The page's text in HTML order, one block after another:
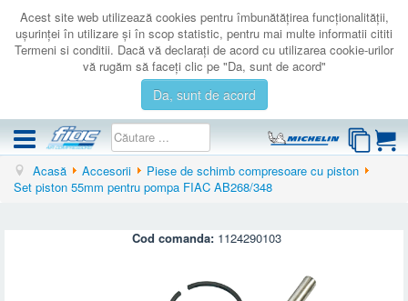
Acest site web utilizează cookies pentru îmbunătăţirea funcţionalităţii,
uşurinţei în utilizare şi în scop statistic, pentru mai multe informatii cititi
Termeni si conditii. Dacă vă declaraţi de acord cu utilizarea cookie-urilor
vă rugăm să faceţi clic pe "Da, sunt de acord"
Da, sunt de acord
COMPRESOARE
Acasă Accesorii
Piese de schimb compresoare cu piston
Set piston 55mm pentru pompa FIAC AB268/348
Cod comanda: 1124290103